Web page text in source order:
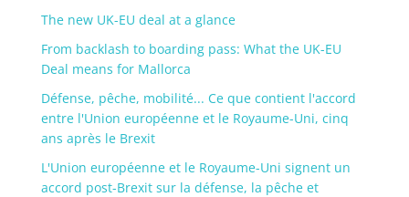
The new UK-EU deal at a glance
From backlash to boarding pass: What the UK-EU
Deal means for Mallorca
Défense, pêche, mobilité... Ce que contient l'accord
entre l'Union européenne et le Royaume-Uni, cinq
ans après le Brexit
L'Union européenne et le Royaume-Uni signent un
accord post-Brexit sur la défense, la pêche et